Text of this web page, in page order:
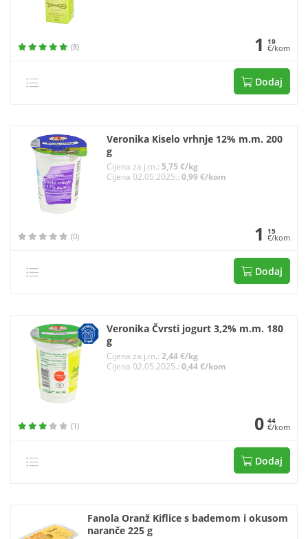
(8) 1 19
€/kom
Dodaj
Veronika Kiselo vrhnje 12% m.m. 200
g
Cijena za j.m.:5,75 €/kg
Cijena 02.05.2025.:0,99 €/kom
(0) 1 15
€/kom
Dodaj
Veronika Čvrsti jogurt 3,2% m.m. 180
g
Cijena za j.m.:2,44 €/kg
Cijena 02.05.2025.:0,44 €/kom
(1) 0 44
€/kom
Dodaj
Fanola Oranž Kiflice s bademom i okusom
naranče 225 g